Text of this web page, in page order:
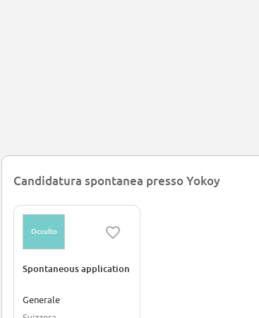
Candidatura spontanea presso Yokoy
Occulto
Spontaneous application
Generale